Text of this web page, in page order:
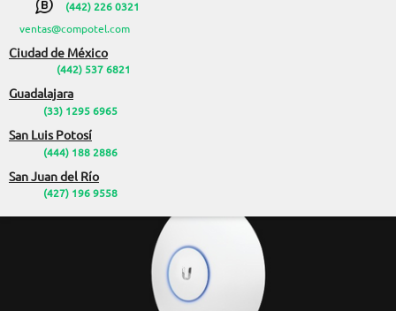
(442) 226 0321
ventas@compotel.com
Ciudad de México
(442) 537 6821
Guadalajara
(33) 1295 6965
San Luis Potosí
(444) 188 2886
San Juan del Río
(427) 196 9558